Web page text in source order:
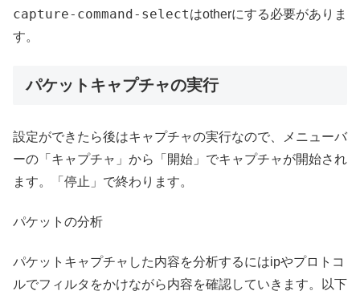
capture-command-selectはotherにする必要がありま
す。
パケットキャプチャの実行
設定ができたら後はキャプチャの実行なので、メニューバ
ーの「キャプチャ」から「開始」でキャプチャが開始され
ます。「停止」で終わります。
パケットの分析
パケットキャプチャした内容を分析するにはipやプロトコ
ルでフィルタをかけながら内容を確認していきます。以下